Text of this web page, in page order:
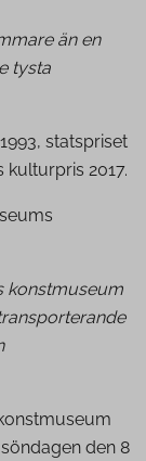
än en
tysta
statspriset
2017.
konstmuseum
den 8